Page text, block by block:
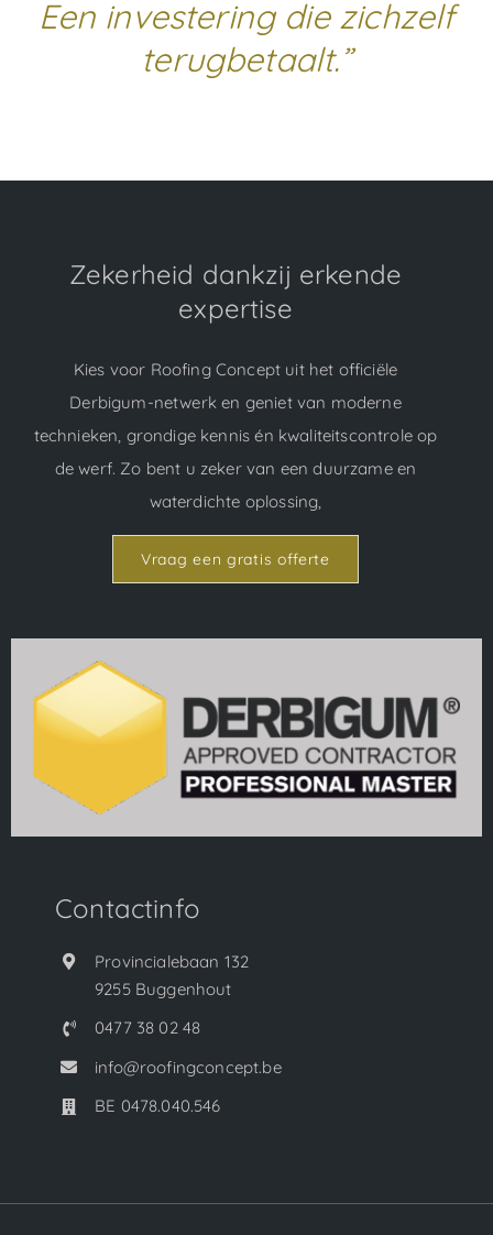
Een investering die zichzelf
terugbetaalt.”
Zekerheid dankzij erkende
expertise
Kies voor Roofing Concept uit het officiële
Derbigum-netwerk en geniet van moderne
technieken, grondige kennis én kwaliteitscontrole op
de werf. Zo bent u zeker van een duurzame en
waterdichte oplossing,
Vraag een gratis offerte
Contactinfo
Provincialebaan 132
9255 Buggenhout
0477 38 02 48
info@roofingconcept.be
BE 0478.040.546